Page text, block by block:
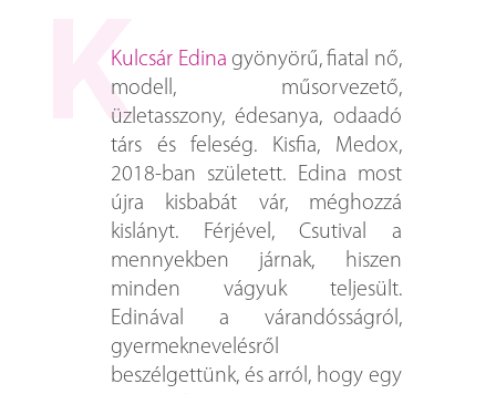
Kulcsár Edina gyönyörű, fiatal nő,
modell, műsorvezető,
üzletasszony, édesanya, odaadó
társ és feleség. Kisfia, Medox,
2018-ban született. Edina most
újra kisbabát vár, méghozzá
kislányt. Férjével, Csutival a
mennyekben járnak, hiszen
minden vágyuk teljesült.
Edinával a várandósságról,
gyermeknevelésről
beszélgettünk, és arról, hogy egy